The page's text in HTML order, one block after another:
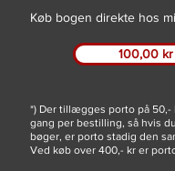
Køb bogen direkte hos
*) Der tillægges porto på 50,-
gang per bestilling, så hvis
bøger, er porto stadig den
Ved køb over 400,- kr er
100,00 kr